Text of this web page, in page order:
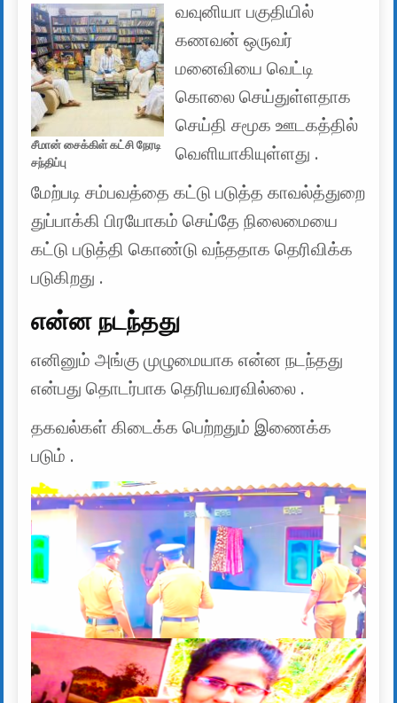
சீமான் சைக்கிள் கட்சி நேரடி
சந்திப்பு
வவுனியா பகுதியில்
கணவன் ஒருவர்
மனைவியை வெட்டி
கொலை செய்துள்ளதாக
செய்தி சமூக ஊடகத்தில்
வெளியாகியுள்ளது .
மேற்படி சம்பவத்தை கட்டு படுத்த காவல்த்துறை
துப்பாக்கி பிரயோகம் செய்தே நிலைமையை
கட்டு படுத்தி கொண்டு வந்ததாக தெரிவிக்க
படுகிறது .
என்ன நடந்தது
எனினும் அங்கு முழுமையாக என்ன நடந்தது
என்பது தொடர்பாக தெரியவரவில்லை .
தகவல்கள் கிடைக்க பெற்றதும் இணைக்க
படும் .